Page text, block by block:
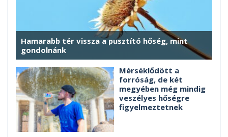
Hamarabb tér vissza a pusztító hőség, mint
gondolnánk
Mérséklődött a
forróság, de két
megyében még mindig
veszélyes hőségre
figyelmeztetnek